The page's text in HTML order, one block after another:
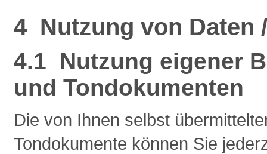
4 Nutzung von Daten
4.1 Nutzung eigener
und Tondokumenten
Die von Ihnen selbst
Tondokumente können Sie